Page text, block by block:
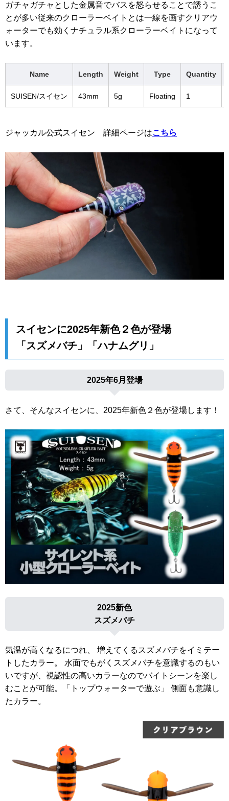
ガチャガチャとした金属音でバスを怒らせることで誘うこ
とが多い従来のクローラーベイトとは一線を画すクリアウ
ォーターでも効くナチュラル系クローラーベイトになって
います。
Name Length Weight Type Quantity
SUISEN/スイセン 43mm 5g Floating 1
ジャッカル公式スイセン 詳細ページはこちら
スイセンに2025年新色２色が登場
「スズメバチ」「ハナムグリ」
2025年6月登場
さて、そんなスイセンに、2025年新色２色が登場します！
2025新色
スズメバチ
気温が高くなるにつれ、 増えてくるスズメバチをイミテー
トしたカラー。 水面でもがくスズメバチを意識するのもい
いですが、視認性の高いカラーなのでバイトシーンを楽し
むことが可能。「トップウォーターで遊ぶ」 側面も意識し
たカラー。